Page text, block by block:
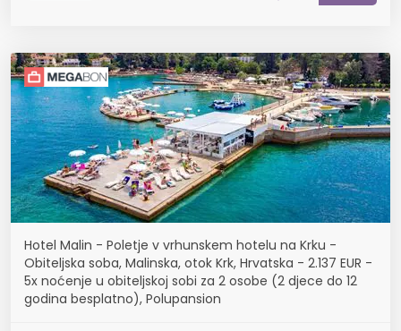
Hotel Malin - Poletje v vrhunskem hotelu na Krku -
Obiteljska soba, Malinska, otok Krk, Hrvatska - 2.137 EUR -
5x noćenje u obiteljskoj sobi za 2 osobe (2 djece do 12
godina besplatno), Polupansion